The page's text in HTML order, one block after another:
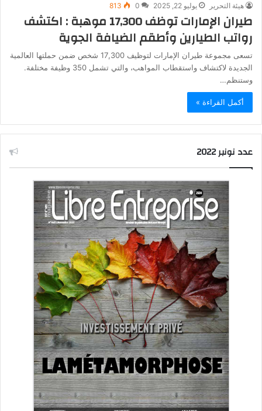
هيئة التحرير يوليو 22, 2025 0
813
طيران الإمارات توظف 17,300 موهبة : اكتشف
رواتب الطيارين وأطقم الضيافة الجوية
تسعى مجموعة طيران الإمارات لتوظيف 17,300 شخص ضمن حملتها العالمية
الجديدة لاكتشاف واستقطاب المواهب، والتي تشمل 350 وظيفة مختلفة.
وستنظم…
أكمل القراءة »
عدد نونبر 2022